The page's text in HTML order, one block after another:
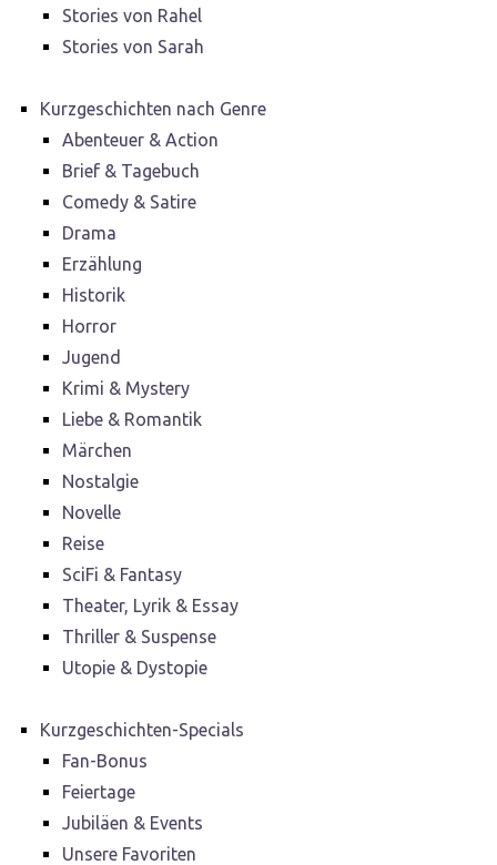
Stories von Rahel
Stories von Sarah
Kurzgeschichten nach Genre
Abenteuer & Action
Brief & Tagebuch
Comedy & Satire
Drama
Erzählung
Historik
Horror
Jugend
Krimi & Mystery
Liebe & Romantik
Märchen
Nostalgie
Novelle
Reise
SciFi & Fantasy
Theater, Lyrik & Essay
Thriller & Suspense
Utopie & Dystopie
Kurzgeschichten-Specials
Fan-Bonus
Feiertage
Jubiläen & Events
Unsere Favoriten